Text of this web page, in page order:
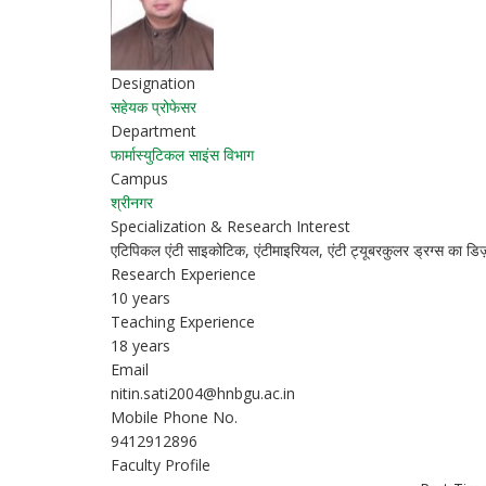
Designation
सहेयक प्रोफेसर
Department
फार्मास्युटिकल साइंस विभाग
Campus
श्रीनगर
Specialization & Research Interest
एटिपिकल एंटी साइकोटिक, एंटीमाइरियल, एंटी ट्यूबरकुलर ड्रग्स का
Research Experience
10 years
Teaching Experience
18 years
Email
nitin.sati2004@hnbgu.ac.in
Mobile Phone No.
9412912896
Faculty Profile